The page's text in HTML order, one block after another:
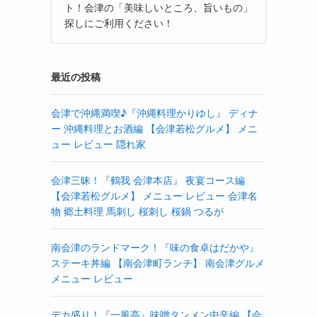
ト！会津の「美味しいところ、旨いもの」
探しにご利用ください！
最近の投稿
会津で沖縄満喫♪『沖縄料理かりゆし』 ディナ
ー 沖縄料理とお酒編 【会津若松グルメ】 メニ
ュー レビュー 隠れ家
会津三昧！『鶴我 会津本店』 夜宴コース編
【会津若松グルメ】 メニュー レビュー 会津名
物 郷土料理 馬刺し 桜刺し 桜鍋 つるが
南会津のランドマーク！『味の食卓はだかや』
ステーキ丼編 【南会津町ランチ】 南会津グルメ
メニュー レビュー
デカ盛り！『一風亭』味噌タンメン中辛編 【会